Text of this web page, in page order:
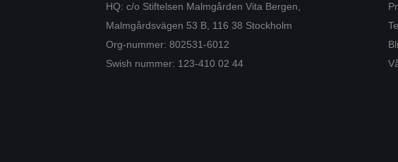
HQ: c/o Stiftelsen Malmgården Vita Bergen,
Malmgårdsvägen 53 B, 116 38 Stockholm
Org-nummer: 802531-6012
Swish nummer: 123-410 02 44